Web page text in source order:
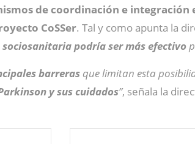
de coordinación e integración
CoSSer. Tal y como apunta la
podría ser más efectivo
barreras que limitan esta
y sus cuidados”, señala la